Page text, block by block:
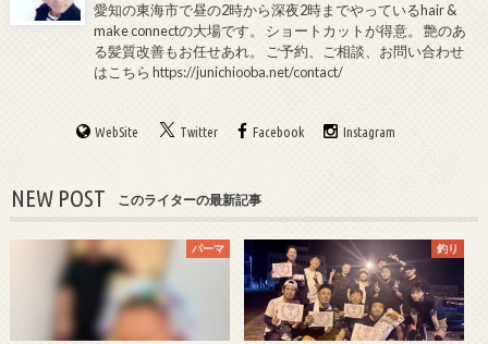
愛知の東海市で昼の2時から深夜2時までやっているhair &
make connectの大場です。 ショートカットが得意。 艶のあ
る髪質改善もお任せあれ。 ご予約、ご相談、お問い合わせ
はこちらhttps://junichiooba.net/contact/
WebSite Twitter Facebook Instagram
NEW POST このライターの最新記事
パーマ 釣り